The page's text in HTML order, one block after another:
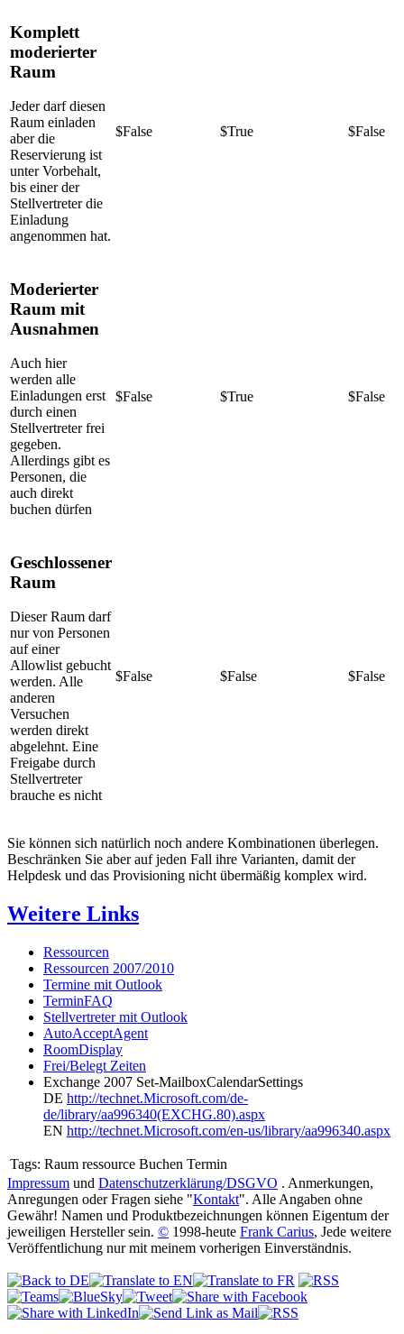
Komplett
moderierter
Raum
Jeder darf diesen
Raum einladen
aber die
Reservierung ist
unter Vorbehalt,
bis einer der
Stellvertreter die
Einladung
angenommen hat.
$False $True $False
Moderierter
Raum mit
Ausnahmen
Auch hier
werden alle
Einladungen erst
durch einen
Stellvertreter frei
gegeben.
Allerdings gibt es
Personen, die
auch direkt
buchen dürfen
$False $True $False
Geschlossener
Raum
Dieser Raum darf
nur von Personen
auf einer
Allowlist gebucht
werden. Alle
anderen
Versuchen
werden direkt
abgelehnt. Eine
Freigabe durch
Stellvertreter
brauche es nicht
$False $False $False
Sie können sich natürlich noch andere Kombinationen überlegen.
Beschränken Sie aber auf jeden Fall ihre Varianten, damit der
Helpdesk und das Provisioning nicht übermäßig komplex wird.
Weitere Links
Ressourcen
Ressourcen 2007/2010
Termine mit Outlook
TerminFAQ
Stellvertreter mit Outlook
AutoAcceptAgent
RoomDisplay
Frei/Belegt Zeiten
Exchange 2007 Set-MailboxCalendarSettings
DE http://technet.Microsoft.com/de-
de/library/aa996340(EXCHG.80).aspx
EN http://technet.Microsoft.com/en-us/library/aa996340.aspx
Tags: Raum ressource Buchen Termin
Impressum und Datenschutzerklärung/DSGVO . Anmerkungen,
Anregungen oder Fragen siehe "Kontakt". Alle Angaben ohne
Gewähr! Namen und Produktbezeichnungen können Eigentum der
jeweiligen Hersteller sein. © 1998-heute Frank Carius, Jede weitere
Veröffentlichung nur mit meinem vorherigen Einverständnis.